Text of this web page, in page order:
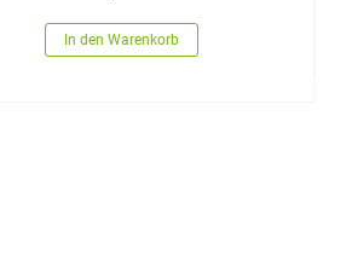
In den Warenkorb